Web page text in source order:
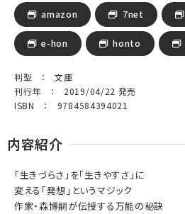
amazon 7net
e-hon honto
判型 ： 文庫
刊行年 ： 2019/04/22 発売
ISBN ： 9784584394021
内容紹介
「生きづらさ」を「生きやすさ」に
変える「発想」というマジック
作家・森博嗣が伝授する万能の秘訣